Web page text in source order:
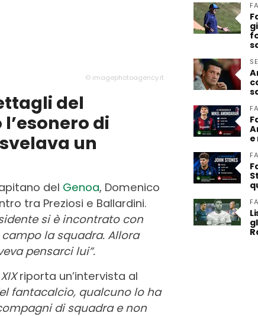
© imagephotoagency.it
del
di
un
del Genoa, Domenico
tra Preziosi e Ballardini.
si è incontrato con
la squadra. Allora
pensarci lui”.
riporta un’intervista al
fantacalcio, qualcuno lo ha
di squadra e non
e